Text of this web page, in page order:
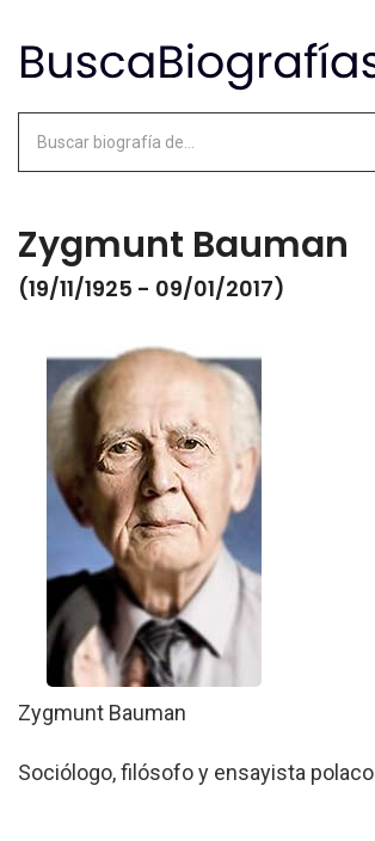
Zygmunt Bauman
(19/11/1925 - 09/01/2017)
Zygmunt Bauman
Sociólogo, filósofo y ensayista polaco